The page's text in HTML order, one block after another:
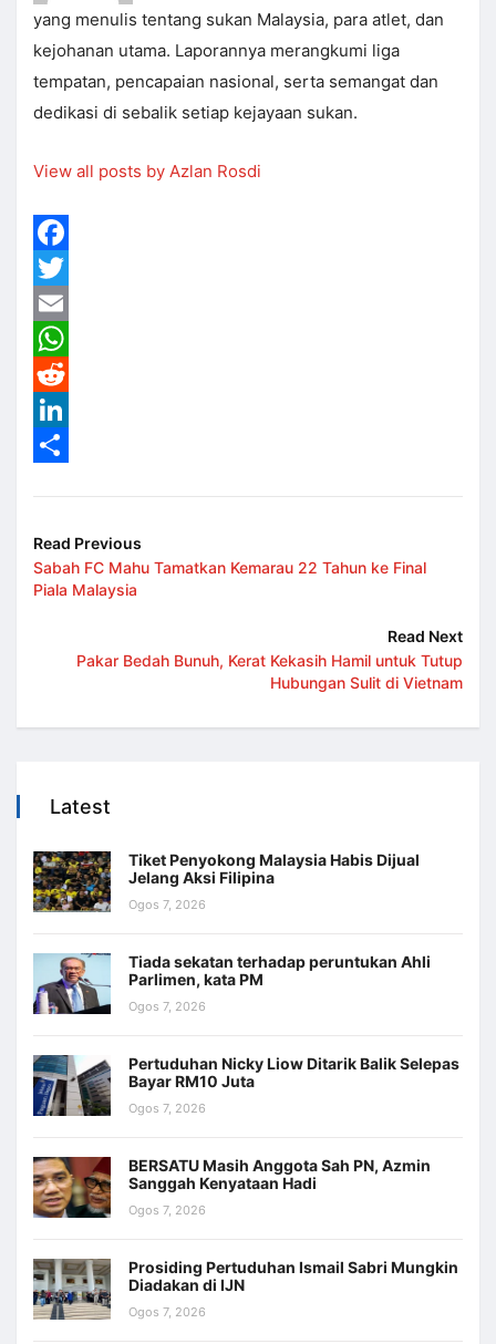
yang menulis tentang sukan Malaysia, para atlet, dan
kejohanan utama. Laporannya merangkumi liga
tempatan, pencapaian nasional, serta semangat dan
dedikasi di sebalik setiap kejayaan sukan.
View all posts by Azlan Rosdi
Facebook
Twitter
Email
WhatsApp
Reddit
LinkedIn
Read Previous
Sabah FC Mahu Tamatkan Kemarau 22 Tahun ke Final
Piala Malaysia
Read Next
Pakar Bedah Bunuh, Kerat Kekasih Hamil untuk Tutup
Hubungan Sulit di Vietnam
Latest
Tiket Penyokong Malaysia Habis Dijual
Jelang Aksi Filipina
Ogos 7, 2026
Tiada sekatan terhadap peruntukan Ahli
Parlimen, kata PM
Ogos 7, 2026
Pertuduhan Nicky Liow Ditarik Balik Selepas
Bayar RM10 Juta
Ogos 7, 2026
BERSATU Masih Anggota Sah PN, Azmin
Sanggah Kenyataan Hadi
Ogos 7, 2026
Prosiding Pertuduhan Ismail Sabri Mungkin
Diadakan di IJN
Ogos 7, 2026